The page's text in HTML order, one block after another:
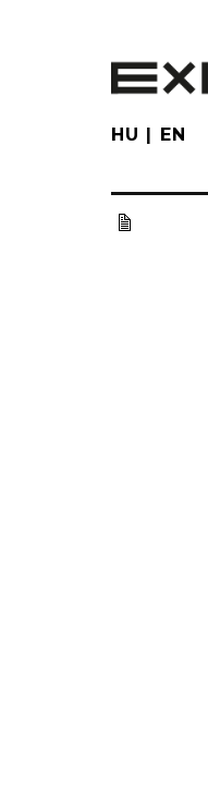
HU EN